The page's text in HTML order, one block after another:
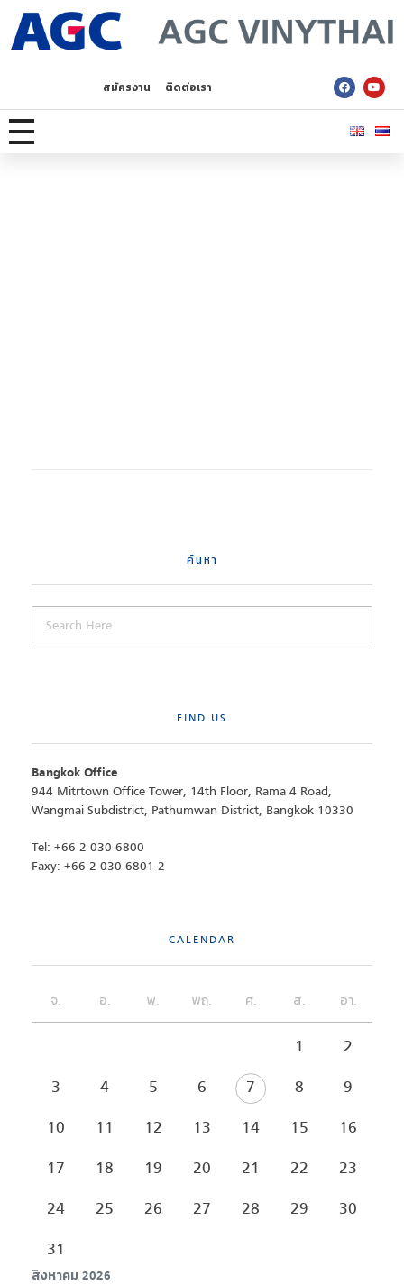
สมัครงาน ติดต่อเรา
ค้นหา
FIND US
Bangkok Office
944 Mitrtown Office Tower, 14th Floor, Rama 4 Road,
Wangmai Subdistrict, Pathumwan District, Bangkok 10330
Tel: +66 2 030 6800
Faxy: +66 2 030 6801-2
CALENDAR
สิงหาคม 2026
จ. อ. พ. พฤ. ศ. ส. อา.
1 2
3 4 5 6 7 8 9
10 11 12 13 14 15 16
17 18 19 20 21 22 23
24 25 26 27 28 29 30
31